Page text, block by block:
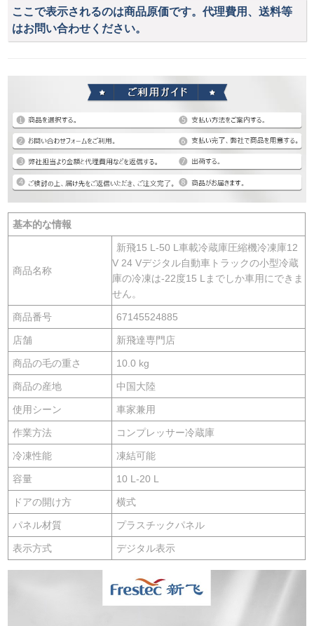
ここで表示されるのは商品原価です。代理費用、送料等
はお問い合わせください。
基本的な情報
商品名称
新飛15 L-50 L車載冷蔵庫圧縮機冷凍庫12
V 24 Vデジタル自動車トラックの小型冷蔵
庫の冷凍は-22度15 Lまでしか車用にできま
せん。
商品番号 67145524885
店舗 新飛達専門店
商品の毛の重さ 10.0 kg
商品の産地 中国大陸
使用シーン 車家兼用
作業方法 コンプレッサー冷蔵庫
冷凍性能 凍結可能
容量 10 L-20 L
ドアの開け方 横式
パネル材質 プラスチックパネル
表示方式 デジタル表示